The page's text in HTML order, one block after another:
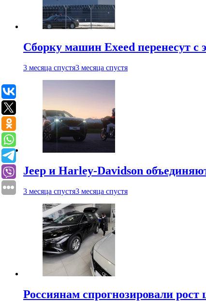
Сборку машин Exeed перенесут с
3 месяца спустя3 месяца спустя
Jeep и Harley-Davidson
3 месяца спустя3 месяца спустя
Россиянам спрогнозировали